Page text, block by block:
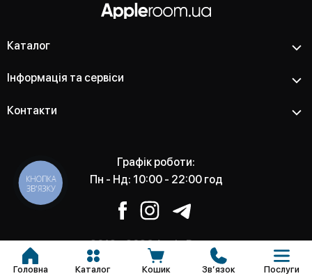
Каталог
Інформація та сервіси
Контакти
Графік роботи:
Пн - Нд: 10:00 - 22:00 год
2012 - 2026 Apple Room -
Магазин та сервісний центр
Головна Каталог Кошик Звʼязок Послуги
КНОПКА
ЗВ'ЯЗКУ